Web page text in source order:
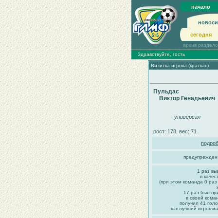
начало
сегодня
архив
Здравствуйте, гость
Визитка игрока (краткая)
Пульдас
Виктор Генадьевич
универсал
рост: 178, вес: 71
1 раз
в
(при этом команда 0
17 раз был
в своей
получил 41
как лучший игрок